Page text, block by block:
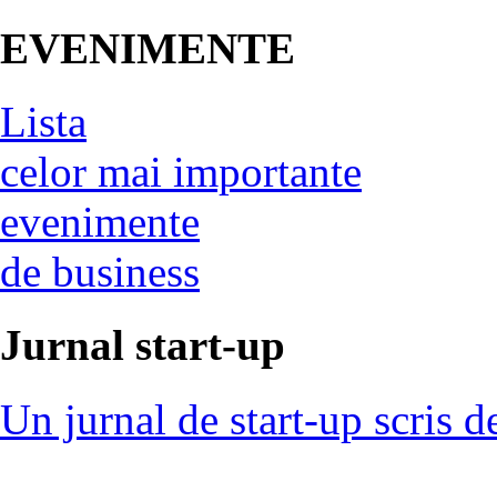
EVENIMENTE
Lista
celor mai importante
evenimente
de business
Jurnal start-up
Un jurnal de start-up scris